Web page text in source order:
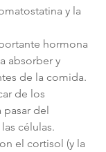
y la
hormona
absorber y
de la comida.
de los
del
células.
el cortisol (y la